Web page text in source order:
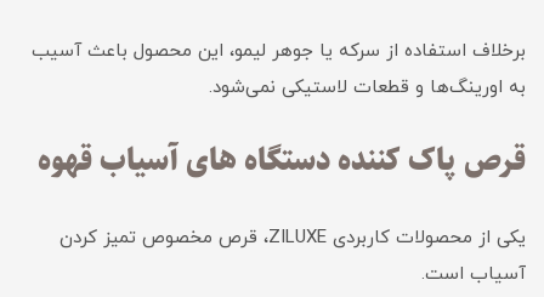
برخلاف استفاده از سرکه یا جوهر لیمو، این محصول باعث آسیب
به اورینگ‌ها و قطعات لاستیکی نمی‌شود.
قرص پاک کننده دستگاه های آسیاب قهوه
یکی از محصولات کاربردی ZILUXE، قرص مخصوص تمیز کردن
آسیاب است.